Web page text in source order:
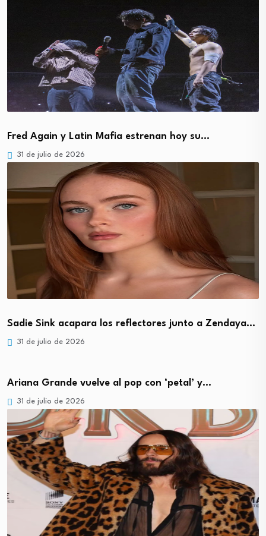
Fred Again y Latin Mafia estrenan hoy su…
31 de julio de 2026
Sadie Sink acapara los reflectores junto a Zendaya…
31 de julio de 2026
Ariana Grande vuelve al pop con ‘petal’ y…
31 de julio de 2026